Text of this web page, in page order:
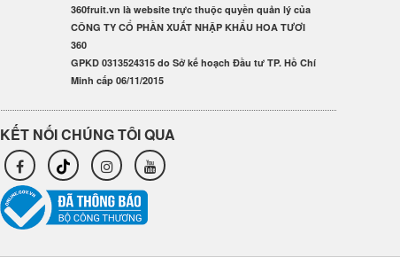
360fruit.vn là website trực thuộc quyền quản lý của
CÔNG TY CỔ PHẦN XUẤT NHẬP KHẨU HOA TƯƠI
360
GPKD 0313524315 do Sở kế hoạch Đầu tư TP. Hồ Chí
Minh cấp 06/11/2015
KẾT NỐI CHÚNG TÔI QUA